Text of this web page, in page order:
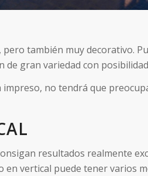
también muy decorativo.
gran variedad con
no tendrá que
resultados realmente
vertical puede tener varios